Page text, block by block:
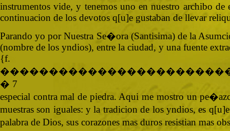
instrumentos vide, y tenemos uno en nuestro archibo
continuacion de los devotos q[u]e gustaban de llevar
Parando yo por Nuestra Se�ora (Santisima) de la
(nombre de los yndios), entre la ciudad, y una fuente
� 7
especial contra mal de piedra. Aqui me mostro un
muestras son iguales: y la tradicion de los yndios, es
palabra de Dios, sus corazones mas duros resistian mas